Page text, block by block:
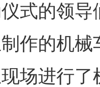
式的领
作的机
场进行